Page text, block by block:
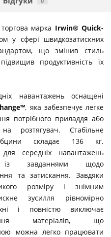
марка Irwin® Quick-
у сфері швидкозатискних
що змінив стиль
продуктивність їх
навантажень оснащені
, яка забезпечує легке
потрібного приладдя або
розтягувач. Стабільне
складає 136 кг.
середніх навантажень
із завданнями щодо
та затискання. Завдяки
розміру і знімним
зусилля рівномірно
і повністю виключає
матеріалів, що
можна легко працювати